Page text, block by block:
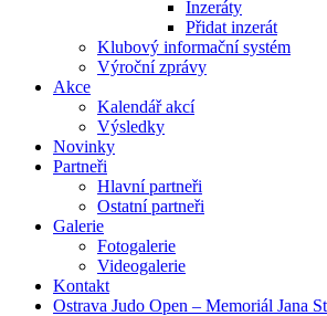
Inzeráty
Přidat inzerát
Klubový informační systém
Výroční zprávy
Akce
Kalendář akcí
Výsledky
Novinky
Partneři
Hlavní partneři
Ostatní partneři
Galerie
Fotogalerie
Videogalerie
Kontakt
Ostrava Judo Open – Memoriál Jana